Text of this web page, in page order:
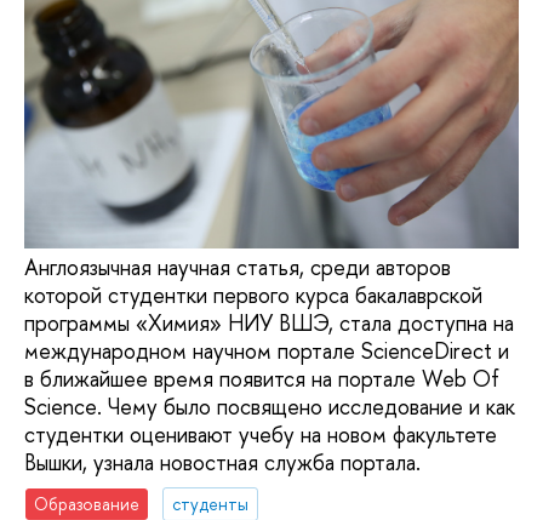
Англоязычная научная статья, среди авторов
которой студентки первого курса бакалаврской
программы «Химия» НИУ ВШЭ, стала доступна на
международном научном портале ScienceDirect и
в ближайшее время появится на портале Web Of
Science. Чему было посвящено исследование и как
студентки оценивают учебу на новом факультете
Вышки, узнала новостная служба портала.
Образование
студенты